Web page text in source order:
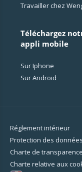
Travailler chez
Téléchargez
appli mobile
Sur Iphone
Sur Android
Réglement intérieur
Protection des données
Charte de transparence
Charte relative aux